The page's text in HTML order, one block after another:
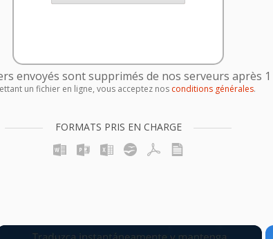
envoyés sont supprimés de nos serveurs après
un fichier en ligne, vous acceptez nos conditions générales.
FORMATS PRIS EN CHARGE